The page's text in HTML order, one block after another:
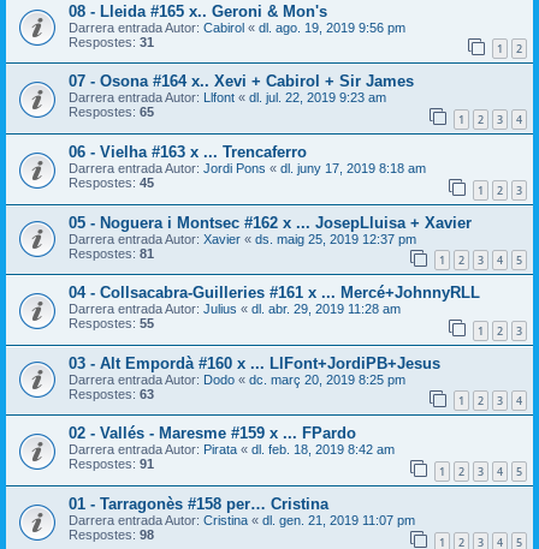
08 - Lleida #165 x.. Geroni & Mon's
Darrera entrada Autor: Cabirol « dl. ago. 19, 2019 9:56 pm
Respostes: 31 1 2
07 - Osona #164 x.. Xevi + Cabirol + Sir James
Darrera entrada Autor: Llfont « dl. jul. 22, 2019 9:23 am
Respostes: 65 1 2 3 4
06 - Vielha #163 x ... Trencaferro
Darrera entrada Autor: Jordi Pons « dl. juny 17, 2019 8:18 am
Respostes: 45 1 2 3
05 - Noguera i Montsec #162 x ... JosepLluisa + Xavier
Darrera entrada Autor: Xavier « ds. maig 25, 2019 12:37 pm
Respostes: 81 1 2 3 4 5
04 - Collsacabra-Guilleries #161 x ... Mercé+JohnnyRLL
Darrera entrada Autor: Julius « dl. abr. 29, 2019 11:28 am
Respostes: 55 1 2 3
03 - Alt Empordà #160 x ... LlFont+JordiPB+Jesus
Darrera entrada Autor: Dodo « dc. març 20, 2019 8:25 pm
Respostes: 63 1 2 3 4
02 - Vallés - Maresme #159 x ... FPardo
Darrera entrada Autor: Pirata « dl. feb. 18, 2019 8:42 am
Respostes: 91 1 2 3 4 5
01 - Tarragonès #158 per… Cristina
Darrera entrada Autor: Cristina « dl. gen. 21, 2019 11:07 pm
Respostes: 98 1 2 3 4 5